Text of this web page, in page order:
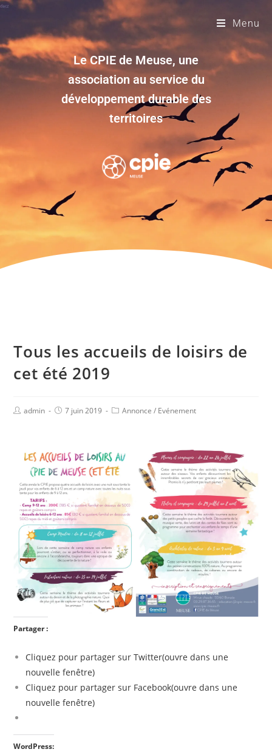
Menu
Le CPIE de Meuse, une
association au service du
développement durable des
territoires
Tous les accueils de loisirs de
cet été 2019
admin 7 juin 2019 Annonce / Evénement
Partager :
Cliquez pour partager sur Twitter(ouvre dans une
nouvelle fenêtre)
Cliquez pour partager sur Facebook(ouvre dans une
nouvelle fenêtre)
WordPress: